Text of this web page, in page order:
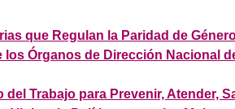
que Regulan la Paridad de
los Órganos de Dirección Nacional
del Trabajo para Prevenir, Atender,